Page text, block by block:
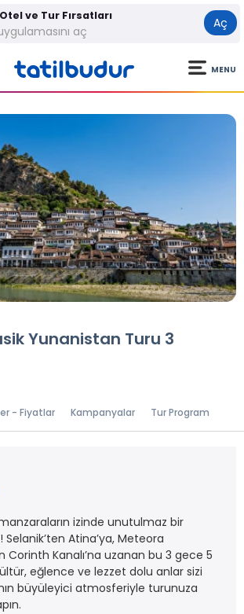
ve Tur Fırsatları
aç
Aç
MENU
Yunanistan Turu 3
- Fiyatlar Kampanyalar Tur Programı
izinde unutulmaz bir
Atina’ya, Meteora
Corinth Kanalı’na uzanan bu 3 gece 5
eğlence ve lezzet dolu anlar sizi
büyüleyici atmosferiyle turunuza